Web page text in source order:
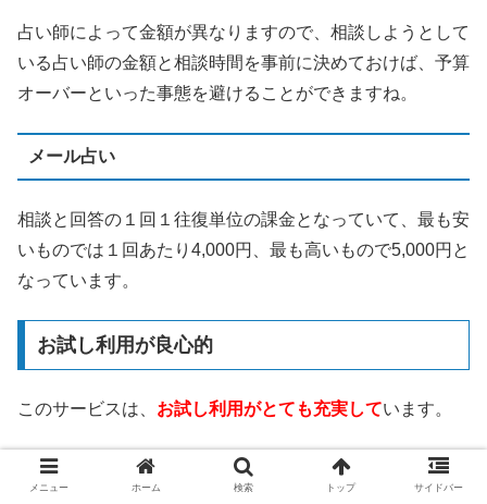
占い師によって金額が異なりますので、相談しようとして
いる占い師の金額と相談時間を事前に決めておけば、予算
オーバーといった事態を避けることができますね。
メール占い
相談と回答の１回１往復単位の課金となっていて、最も安
いものでは１回あたり4,000円、最も高いもので5,000円と
なっています。
お試し利用が良心的
このサービスは、 お試し利用がとても充実しています。
3,000円分の無料相談ポイント
メニュー ホーム 検索 トップ サイドバー